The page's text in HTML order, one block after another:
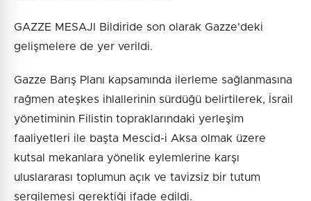
GAZZE MESAJI Bildiride son olarak Gazze'deki
gelişmelere de yer verildi.
Gazze Barış Planı kapsamında ilerleme sağlanmasına
rağmen ateşkes ihlallerinin sürdüğü belirtilerek, İsrail
yönetiminin Filistin topraklarındaki yerleşim
faaliyetleri ile başta Mescid-i Aksa olmak üzere
kutsal mekanlara yönelik eylemlerine karşı
uluslararası toplumun açık ve tavizsiz bir tutum
sergilemesi gerektiği ifade edildi.